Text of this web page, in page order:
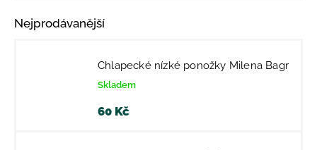
Nejprodávanější
Chlapecké nízké ponožky Milena Bagr
Skladem
60 Kč